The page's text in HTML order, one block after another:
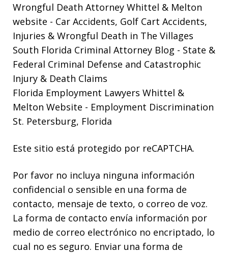
Wrongful Death Attorney Whittel & Melton
website - Car Accidents, Golf Cart Accidents,
Injuries & Wrongful Death in The Villages
South Florida Criminal Attorney Blog - State &
Federal Criminal Defense and Catastrophic
Injury & Death Claims
Florida Employment Lawyers Whittel &
Melton Website - Employment Discrimination
St. Petersburg, Florida
Este sitio está protegido por reCAPTCHA.
Por favor no incluya ninguna información
confidencial o sensible en una forma de
contacto, mensaje de texto, o correo de voz.
La forma de contacto envía información por
medio de correo electrónico no encriptado, lo
cual no es seguro. Enviar una forma de